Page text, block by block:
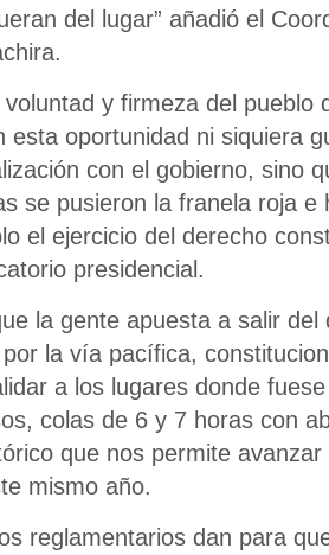
del lugar” añadió el
y firmeza del pueblo
esta oportunidad ni siquiera
con el gobierno, sino
se pusieron la franela roja e
el ejercicio del derecho
presidencial.
la gente apuesta a salir
la vía pacífica,
a los lugares donde
colas de 6 y 7 horas con
que nos permite
mismo año.
reglamentarios dan para